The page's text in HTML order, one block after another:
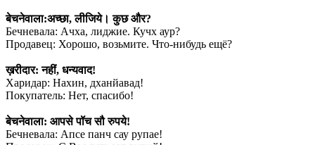
बेचनेवाला:अच्छा, लीजिये। कुछ और?
Бечневала: Ачха, лиджие. Кучх аур?
Продавец: Хорошо, возьмите. Что-нибудь ещё?
ख़रीदार: नहीं, धन्यवाद!
Харидар: Нахин, дханйавад!
Покупатель: Нет, спасибо!
बेचनेवाला: आपसे पॉच सौ रुपये!
Бечневала: Апсе панч сау рупае!